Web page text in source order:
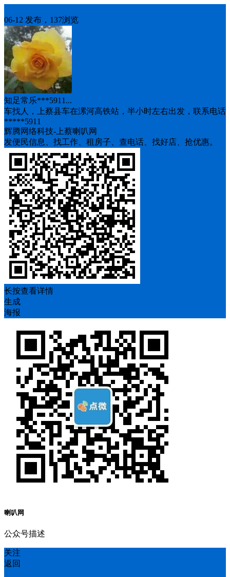
06-12 发布，137浏览
知足常乐***5911...
车找人，上蔡县车在漯河高铁站，半小时左右出发，联系电话
*****5911
辉腾网络科技-上蔡喇叭网
发便民信息、找工作、租房子、查电话、找好店、抢优惠。
长按查看详情
生成
海报
喇叭网
公众号描述
关注
返回